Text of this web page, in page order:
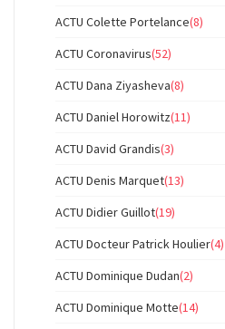
ACTU Colette Portelance(8)
ACTU Coronavirus(52)
ACTU Dana Ziyasheva(8)
ACTU Daniel Horowitz(11)
ACTU David Grandis(3)
ACTU Denis Marquet(13)
ACTU Didier Guillot(19)
ACTU Docteur Patrick Houlier(4)
ACTU Dominique Dudan(2)
ACTU Dominique Motte(14)